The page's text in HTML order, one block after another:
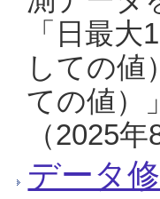
「日最
しての値
ての値）
（2025年
データ